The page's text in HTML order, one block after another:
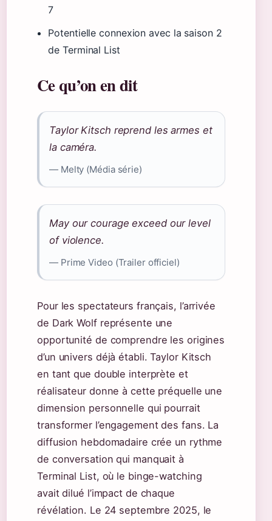
7
Potentielle connexion avec la saison 2
de Terminal List
Ce qu’on en dit
Taylor Kitsch reprend les armes et
la caméra.
— Melty (Média série)
May our courage exceed our level
of violence.
— Prime Video (Trailer officiel)
Pour les spectateurs français, l’arrivée
de Dark Wolf représente une
opportunité de comprendre les origines
d’un univers déjà établi. Taylor Kitsch
en tant que double interprète et
réalisateur donne à cette préquelle une
dimension personnelle qui pourrait
transformer l’engagement des fans. La
diffusion hebdomadaire crée un rythme
de conversation qui manquait à
Terminal List, où le binge-watching
avait dilué l’impact de chaque
révélation. Le 24 septembre 2025, le